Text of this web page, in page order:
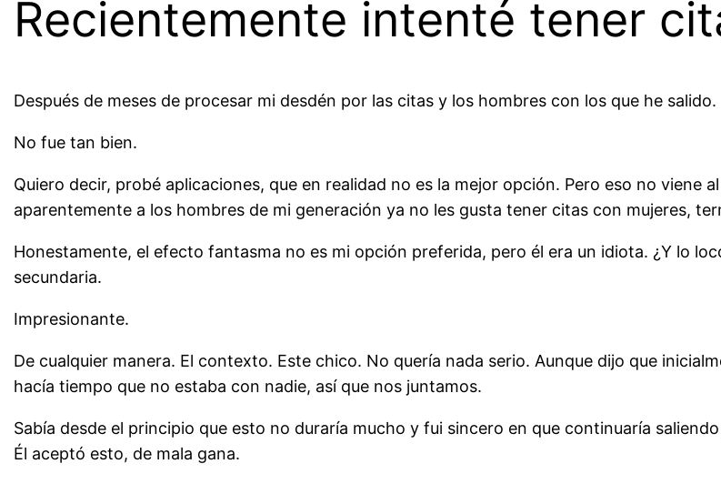
Recientemente intenté tener
Después de meses de procesar mi desdén por las citas y los hombres con los que he salido.
No fue tan bien.
Quiero decir, probé aplicaciones, que en realidad no es la mejor opción. Pero eso no viene
aparentemente a los hombres de mi generación ya no les gusta tener citas con mujeres,
Honestamente, el efecto fantasma no es mi opción preferida, pero él era un idiota. ¿Y lo
secundaria.
Impresionante.
De cualquier manera. El contexto. Este chico. No quería nada serio. Aunque dijo que
hacía tiempo que no estaba con nadie, así que nos juntamos.
Sabía desde el principio que esto no duraría mucho y fui sincero en que continuaría
Él aceptó esto, de mala gana.